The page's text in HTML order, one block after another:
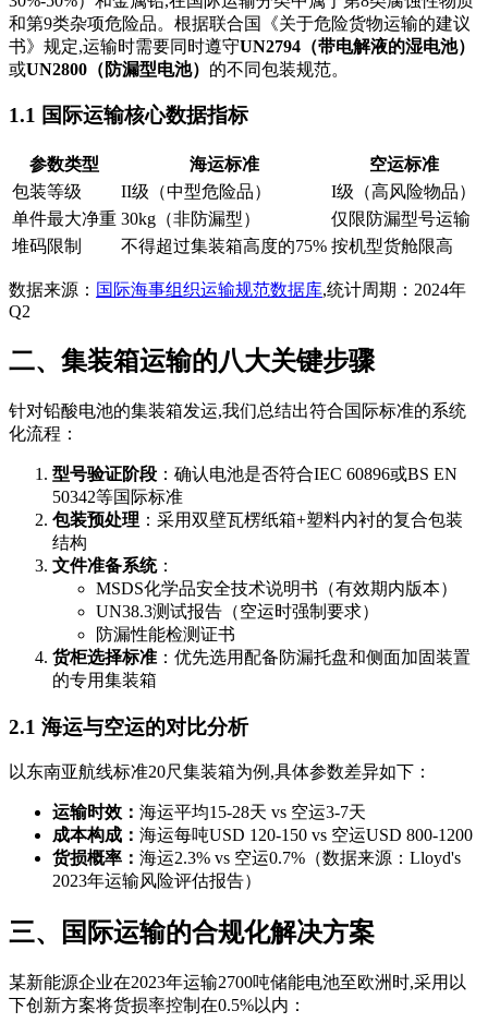
和第9类杂项危险品。根据联合国《关于危险货物运输的建议
书》规定,运输时需要同时遵守UN2794（带电解液的湿电池）
或UN2800（防漏型电池） 的不同包装规范。
1.1 国际运输核心数据指标
参数类型 海运标准
空运标准
包装等级
II级（中型危险品）
I级（高风险物品）
单件最大净重 30kg（非防漏型）
仅限防漏型号运输
堆码限制
不得超过集装箱高度的75% 按机型货舱限高
数据来源： 国际海事组织运输规范数据库,统计周期：2024年
Q2
二、集装箱运输的八大关键步骤
针对铅酸电池的集装箱发运,我们总结出符合国际标准的系统
化流程：
型号验证阶段 ：确认电池是否符合IEC 60896或BS EN
50342等国际标准
包装预处理 ：采用双壁瓦楞纸箱+塑料内衬的复合包装
结构
文件准备系统：
MSDS化学品安全技术说明书（有效期内版本）
UN38.3测试报告（空运时强制要求）
防漏性能检测证书
货柜选择标准 ：优先选用配备防漏托盘和侧面加固装置
的专用集装箱
2.1 海运与空运的对比分析
以东南亚航线标准20尺集装箱为例,具体参数差异如下：
运输时效： 海运平均15-28天 vs 空运3-7天
成本构成： 海运每吨USD 120-150 vs 空运USD 800-1200
货损概率： 海运2.3% vs 空运0.7%（数据来源：Lloyd's
2023年运输风险评估报告）
三、国际运输的合规化解决方案
某新能源企业在2023年运输2700吨储能电池至欧洲时,采用以
下创新方案将货损率控制在0.5%以内：